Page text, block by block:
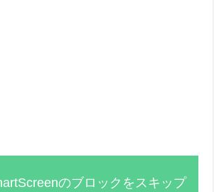
のブロックをスキップ